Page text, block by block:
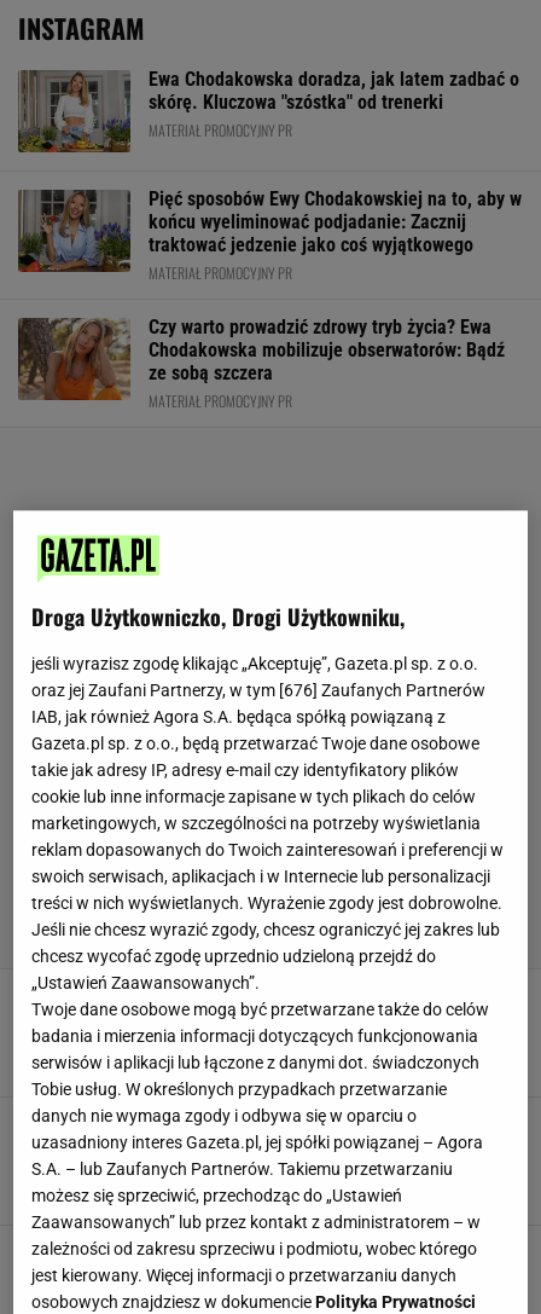
INSTAGRAM
Ewa Chodakowska doradza, jak latem zadbać o
skórę. Kluczowa "szóstka" od trenerki
MATERIAŁ PROMOCYJNY PR
Pięć sposobów Ewy Chodakowskiej na to, aby w
końcu wyeliminować podjadanie: Zacznij
traktować jedzenie jako coś wyjątkowego
MATERIAŁ PROMOCYJNY PR
Czy warto prowadzić zdrowy tryb życia? Ewa
Chodakowska mobilizuje obserwatorów: Bądź
ze sobą szczera
MATERIAŁ PROMOCYJNY PR
Joanna Moro zachwyca szczupłą sylwetką.
Dieta? "Lubię kiszonki. Uwaga! Jem pizzę,
chipsy i piję colę". Życiowy balans?
MATERIAŁ PROMOCYJNY PR
Joanna Przetakiewicz apeluje: Żaden seler nie
da wam tego szczęścia, co wymarzona
czekolada. Jaki zatem jest sekret jej figury?
MATERIAŁ PROMOCYJNY PR
Matt Damon wyznał, że drastyczne skoki wagi
wywołały napady lęku i depresji: Przez półtora
roku stosowałem leki
Droga Użytkowniczko, Drogi Użytkowniku,
jeśli wyrazisz zgodę klikając „Akceptuję”, Gazeta.pl sp. z o.o.
oraz jej Zaufani Partnerzy, w tym [676] Zaufanych Partnerów
IAB, jak również Agora S.A. będąca spółką powiązaną z
Gazeta.pl sp. z o.o., będą przetwarzać Twoje dane osobowe
takie jak adresy IP, adresy e-mail czy identyfikatory plików
cookie lub inne informacje zapisane w tych plikach do celów
marketingowych, w szczególności na potrzeby wyświetlania
reklam dopasowanych do Twoich zainteresowań i preferencji w
swoich serwisach, aplikacjach i w Internecie lub personalizacji
treści w nich wyświetlanych. Wyrażenie zgody jest dobrowolne.
Jeśli nie chcesz wyrazić zgody, chcesz ograniczyć jej zakres lub
chcesz wycofać zgodę uprzednio udzieloną przejdź do
„Ustawień Zaawansowanych”.
Twoje dane osobowe mogą być przetwarzane także do celów
badania i mierzenia informacji dotyczących funkcjonowania
serwisów i aplikacji lub łączone z danymi dot. świadczonych
Tobie usług. W określonych przypadkach przetwarzanie
danych nie wymaga zgody i odbywa się w oparciu o
uzasadniony interes Gazeta.pl, jej spółki powiązanej – Agora
S.A. – lub Zaufanych Partnerów. Takiemu przetwarzaniu
możesz się sprzeciwić, przechodząc do „Ustawień
Zaawansowanych” lub przez kontakt z administratorem – w
zależności od zakresu sprzeciwu i podmiotu, wobec którego
jest kierowany. Więcej informacji o przetwarzaniu danych
osobowych znajdziesz w dokumenciePolityka Prywatności